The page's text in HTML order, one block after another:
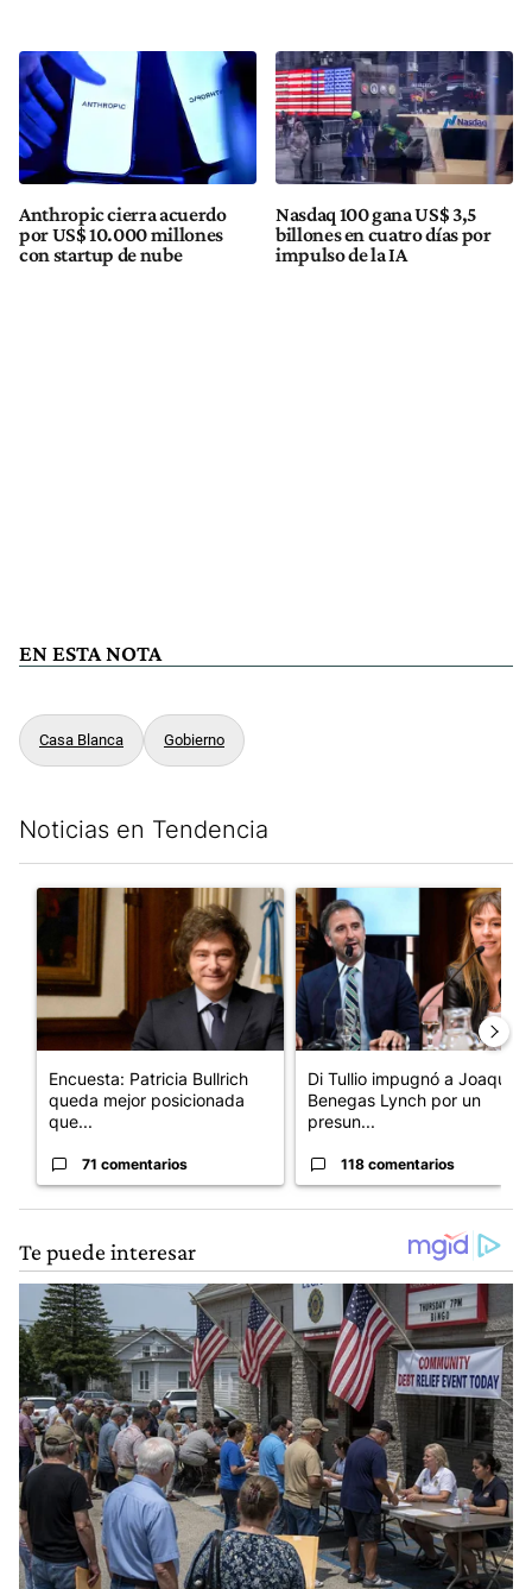
Anthropic cierra acuerdo
por US$ 10.000 millones
con startup de nube
Nasdaq 100 gana US$ 3,5
billones en cuatro días por
impulso de la IA
EN ESTA NOTA
Casa Blanca Gobierno
Noticias en Tendencia
Un artículo de tendencia con el título "Encuesta: Patricia
Encuesta: Patricia Bullrich
queda mejor posicionada
que...
71 comentarios
Un artículo de tendencia con
Di Tullio impugnó a Joaquín
Benegas Lynch por un
presun...
118 comentarios